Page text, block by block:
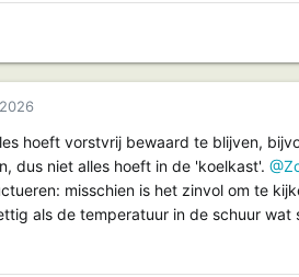
hoeft vorstvrij bewaard te blijven,
dus niet alles hoeft in de 'koelkast'.
misschien is het zinvol om te
als de temperatuur in de schuur wat